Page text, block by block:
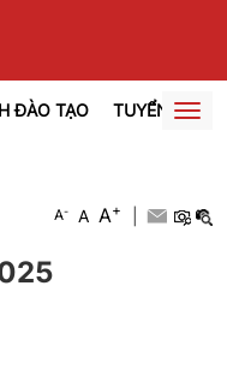
ĐÀO TẠO TUYỂN SINH
A- A A+